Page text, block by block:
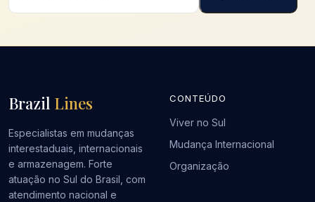
Brazil Lines
Especialistas em mudanças
interestaduais, internacionais
e armazenagem. Forte
atuação no Sul do Brasil, com
atendimento nacional e
CONTEÚDO
Viver no Sul
Mudança Internacional
Organização